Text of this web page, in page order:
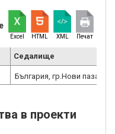
Excel HTML XML Печат
Седалище
България, гр.Нови пазар,
в проекти